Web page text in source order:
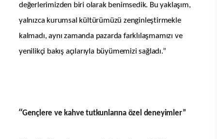
değerlerimizden biri olarak benimsedik. Bu yaklaşım,
yalnızca kurumsal kültürümüzü zenginleştirmekle
kalmadı, aynı zamanda pazarda farklılaşmamızı ve
yenilikçi bakış açılarıyla büyümemizi sağladı.”
“Gençlere ve kahve tutkunlarına özel deneyimler”